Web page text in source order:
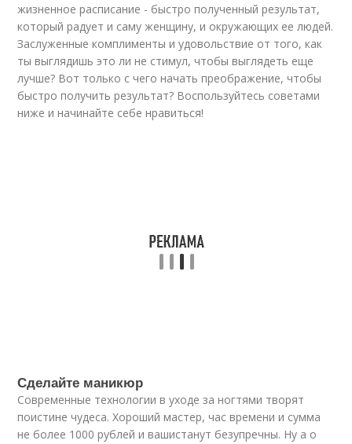
жизненное расписание - быстро полученный результат,
который радует и саму женщину, и окружающих ее людей.
Заслуженные комплименты и удовольствие от того, как
ты выглядишь это ли не стимул, чтобы выглядеть еще
лучше? Вот только с чего начать преображение, чтобы
быстро получить результат? Воспользуйтесь советами
ниже и начинайте себе нравиться!
Сделайте маникюр
Современные технологии в уходе за ногтями творят
поистине чудеса. Хороший мастер, час времени и сумма
не более 1000 рублей и вашистанут безупречны. Ну а о